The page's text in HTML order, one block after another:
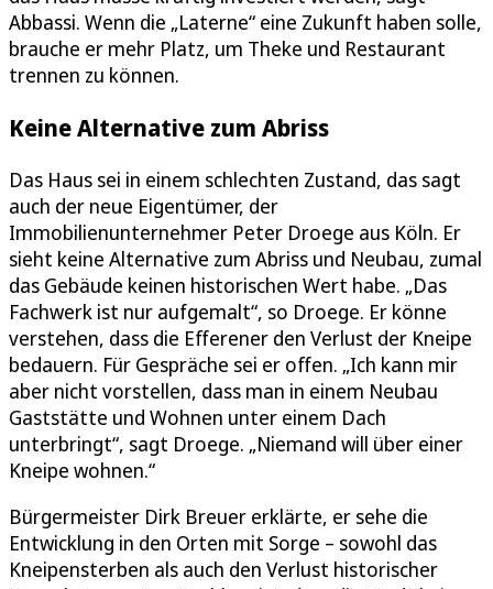
Abbassi. Wenn die „Laterne“ eine Zukunft haben solle,
brauche er mehr Platz, um Theke und Restaurant
trennen zu können.
Keine Alternative zum Abriss
Das Haus sei in einem schlechten Zustand, das sagt
auch der neue Eigentümer, der
Immobilienunternehmer Peter Droege aus Köln. Er
sieht keine Alternative zum Abriss und Neubau, zumal
das Gebäude keinen historischen Wert habe. „Das
Fachwerk ist nur aufgemalt“, so Droege. Er könne
verstehen, dass die Efferener den Verlust der Kneipe
bedauern. Für Gespräche sei er offen. „Ich kann mir
aber nicht vorstellen, dass man in einem Neubau
Gaststätte und Wohnen unter einem Dach
unterbringt“, sagt Droege. „Niemand will über einer
Kneipe wohnen.“
Bürgermeister Dirk Breuer erklärte, er sehe die
Entwicklung in den Orten mit Sorge – sowohl das
Kneipensterben als auch den Verlust historischer